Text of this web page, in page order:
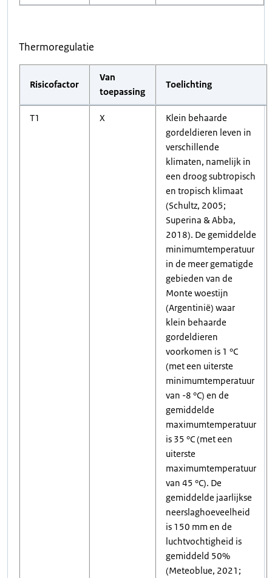
Thermoregulatie
Risicofactor
Van
toepassing
Toelichting
T1 X
Klein behaarde
gordeldieren leven in
verschillende
klimaten, namelijk in
een droog subtropisch
en tropisch klimaat
(Schultz, 2005;
Superina & Abba,
2018). De gemiddelde
minimumtemperatuur
in de meer gematigde
gebieden van de
Monte woestijn
(Argentinië) waar
klein behaarde
gordeldieren
voorkomen is 1 °C
(met een uiterste
minimumtemperatuur
van -8 °C) en de
gemiddelde
maximumtemperatuur
is 35 °C (met een
uiterste
maximumtemperatuur
van 45 °C). De
gemiddelde jaarlijkse
neerslaghoeveelheid
is 150 mm en de
luchtvochtigheid is
gemiddeld 50%
(Meteoblue, 2021;